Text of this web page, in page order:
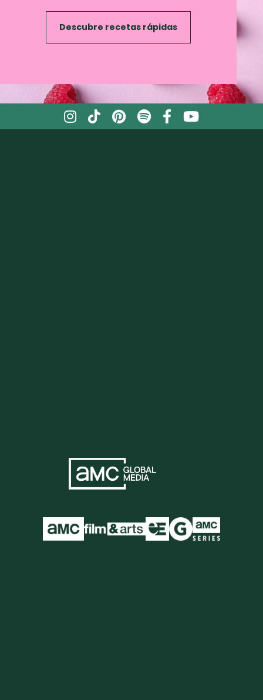
Descubre recetas rápidas